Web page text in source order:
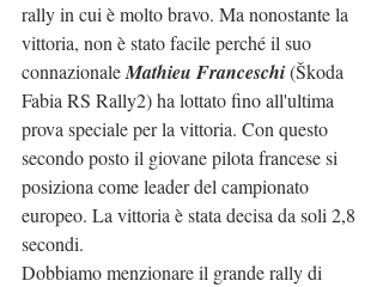
rally in cui è molto bravo. Ma nonostante la
vittoria, non è stato facile perché il suo
connazionale Mathieu Franceschi (Škoda
Fabia RS Rally2) ha lottato fino all'ultima
prova speciale per la vittoria. Con questo
secondo posto il giovane pilota francese si
posiziona come leader del campionato
europeo. La vittoria è stata decisa da soli 2,8
secondi.
Dobbiamo menzionare il grande rally di